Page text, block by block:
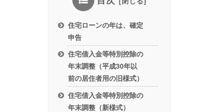
住宅ローンの年は、確定
申告
住宅借入金等特別控除の
年末調整（平成30年以
前の居住者用の旧様式）
住宅借入金等特別控除の
年末調整（新様式）